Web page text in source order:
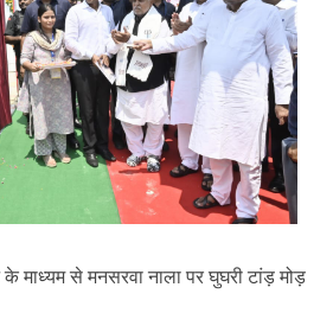
के माध्यम से मनसरवा नाला पर घुघरी टांड़ मोड़